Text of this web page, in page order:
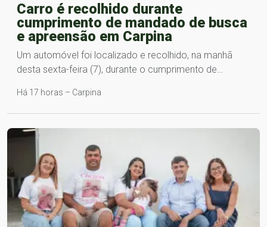
Carro é recolhido durante
cumprimento de mandado de busca
e apreensão em Carpina
Um automóvel foi localizado e recolhido, na manhã
desta sexta-feira (7), durante o cumprimento de…
Há 17 horas – Carpina